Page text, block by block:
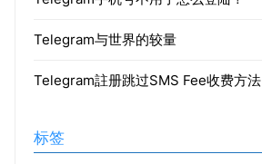
Telegram与世界的较量
Telegram註册跳过SMS Fee收费方法
标签